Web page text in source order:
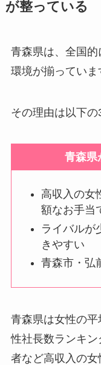
が整っている
青森県は、全国
環境が揃っていま
その理由は以下の
青森県
高収入の女
額なお手当
ライバルが
きやすい
青森市・弘
青森県は女性の
性社長数ランキ
者など高収入の